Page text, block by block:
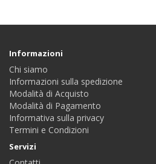
Informazioni
Chi siamo
Informazioni sulla spedizione
Modalità di Acquisto
Modalità di Pagamento
Informativa sulla privacy
Termini e Condizioni
Servizi